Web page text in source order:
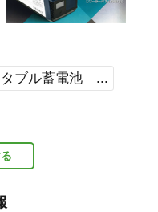
ブル蓄電池 ...